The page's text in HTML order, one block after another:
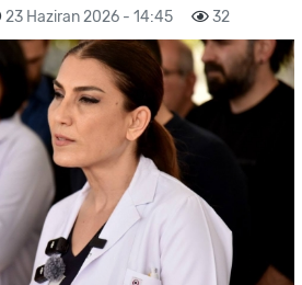
23 Haziran 2026 - 14:45 32